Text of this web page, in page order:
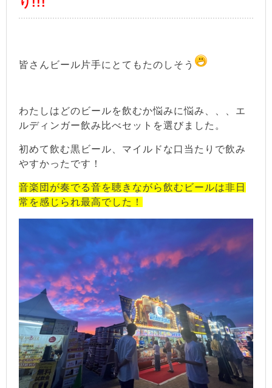
皆さんビール片手にとてもたのしそう
わたしはどのビールを飲むか悩みに悩み、、、エ
ルディンガー飲み比べセットを選びました。
初めて飲む黒ビール、マイルドな口当たりで飲み
やすかったです！
音楽団が奏でる音を聴きながら飲むビールは非日
常を感じられ最高でした！